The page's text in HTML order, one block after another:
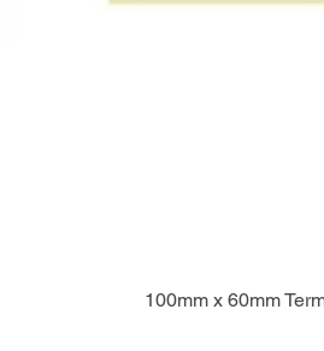
100mm x 60mm